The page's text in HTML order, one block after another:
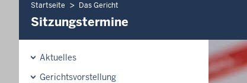
Startseite Das Gericht
Sitzungstermine
Aktuelles
Gerichtsvorstellung